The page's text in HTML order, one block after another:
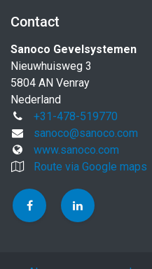
Contact
Sanoco Gevelsystemen
Nieuwhuisweg 3
5804 AN Venray
Nederland
+31-478-519770
sanoco@sanoco.com
www.sanoco.com
Route via Google maps